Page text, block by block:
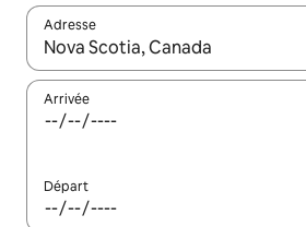
Adresse
Lorsque les résultats s'affichent,
Arrivée
Départ